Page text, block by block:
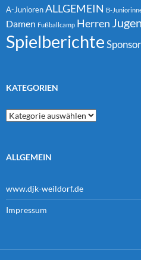
A-Junioren ALLGEMEIN B-
Damen Fußballcamp Herren
Spielberichte
KATEGORIEN
Kategorien
ALLGEMEIN
www.djk-weildorf.de
Impressum